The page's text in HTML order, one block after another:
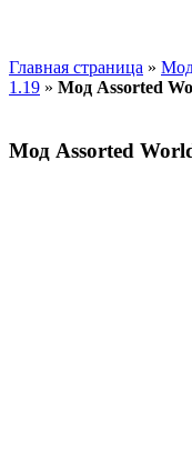
Главная страница »
1.19 » Мод Assorted
Мод Assorted